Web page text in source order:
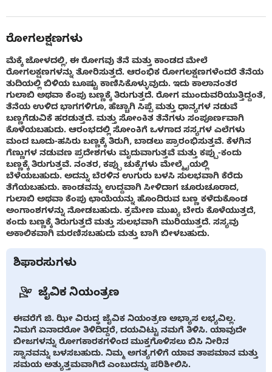
ರೋಗಲಕ್ಷಣಗಳು
ಮೆಕ್ಕೆ ಜೋಳದಲ್ಲಿ, ಈ ರೋಗವು ತೆನೆ ಮತ್ತು ಕಾಂಡದ ಮೇಲೆ
ರೋಗಲಕ್ಷಣಗಳನ್ನು ತೋರಿಸುತ್ತದೆ. ಆರಂಭಿಕ ರೋಗಲಕ್ಷಣಗಳೆಂದರೆ ತೆನೆಯ
ತುದಿಯಲ್ಲಿ ಬಿಳಿಯ ಬೂಷ್ಟು ಕಾಣಿಸಿಕೊಳ್ಳುವುದು. ಇದು ಕಾಲಾನಂತರ
ಗುಲಾಬಿ ಅಥವಾ ಕೆಂಪು ಬಣ್ಣಕ್ಕೆ ತಿರುಗುತ್ತದೆ. ರೋಗ ಮುಂದುವರಿಯುತ್ತಿದ್ದಂತೆ,
ತೆನೆಯ ಉಳಿದ ಭಾಗಗಳಿಗೂ, ಹೆಚ್ಚಾಗಿ ಸಿಪ್ಪೆ ಮತ್ತು ಧಾನ್ಯಗಳ ನಡುವೆ
ಬಣ್ಣಗೆಡುವಿಕೆ ಹರಡುತ್ತದೆ. ಮತ್ತು ಸೋಂಕಿತ ತೆನೆಗಳು ಸಂಪೂರ್ಣವಾಗಿ
ಕೊಳೆಯಬಹುದು. ಆರಂಭದಲ್ಲಿ ಸೋಂಕಿಗೆ ಒಳಗಾದ ಸಸ್ಯಗಳ ಎಲೆಗಳು
ಮಂದ ಬೂದು-ಹಸಿರು ಬಣ್ಣಕ್ಕೆ ತಿರುಗಿ, ಬಾಡಲು ಪ್ರಾರಂಭಿಸುತ್ತವೆ. ಕೆಳಗಿನ
ಗೆಣ್ಣುಗಳ ನಡುವಣ ಪ್ರದೇಶಗಳು ಮೃದುವಾಗುತ್ತವೆ ಮತ್ತು ಕಪ್ಪು-ಕಂದು
ಬಣ್ಣಕ್ಕೆ ತಿರುಗುತ್ತವೆ. ನಂತರ, ಕಪ್ಪು ಚುಕ್ಕೆಗಳು ಮೇಲ್ಮೈಯಲ್ಲಿ
ಬೆಳೆಯಬಹುದು. ಅದನ್ನು ಬೆರಳಿನ ಉಗುರು ಬಳಸಿ ಸುಲಭವಾಗಿ ಕೆರೆದು
ತೆಗೆಯಬಹುದು. ಕಾಂಡವನ್ನು ಉದ್ದವಾಗಿ ಸೀಳಿದಾಗ ಚೂರುಚೂರಾದ,
ಗುಲಾಬಿ ಅಥವಾ ಕೆಂಪು ಛಾಯೆಯನ್ನು ಹೊಂದಿರುವ ಬಣ್ಣ ಕಳೆದುಕೊಂಡ
ಅಂಗಾಂಶಗಳನ್ನು ನೋಡಬಹುದು. ಕ್ರಮೇಣ ಮುಖ್ಯ ಬೇರು ಕೊಳೆಯುತ್ತದೆ,
ಕಂದು ಬಣ್ಣಕ್ಕೆ ತಿರುಗುತ್ತದೆ ಮತ್ತು ಸುಲಭವಾಗಿ ಮುರಿಯುತ್ತದೆ. ಸಸ್ಯವು
ಅಕಾಲಿಕವಾಗಿ ಮರಣಿಸಬಹುದು ಮತ್ತು ಬಾಗಿ ಬೀಳಬಹುದು.
ಶಿಫಾರಸುಗಳು
ಜೈವಿಕ ನಿಯಂತ್ರಣ
ಈವರೆಗೆ ಜಿ. ಝೀ ವಿರುದ್ಧ ಜೈವಿಕ ನಿಯಂತ್ರಣ ಅಭ್ಯಾಸ ಲಭ್ಯವಿಲ್ಲ.
ನಿಮಗೆ ಏನಾದರೋ ತಿಳಿದಿದ್ದರೆ, ದಯವಿಟ್ಟು ನಮಗೆ ತಿಳಿಸಿ. ಯಾವುದೇ
ಬೀಜಗಳನ್ನು ರೋಗಕಾರಕಗಳಿಂದ ಮುಕ್ತಗೊಳಿಸಲು ಬಿಸಿ ನೀರಿನ
ಸ್ನಾನವನ್ನು ಬಳಸಬಹುದು. ನಿಮ್ಮ ಅಗತ್ಯಗಳಿಗೆ ಯಾವ ತಾಪಮಾನ ಮತ್ತು
ಸಮಯ ಅತ್ಯುತ್ತಮವಾಗಿದೆ ಎಂಬುದನ್ನು ಪರಿಶೀಲಿಸಿ.